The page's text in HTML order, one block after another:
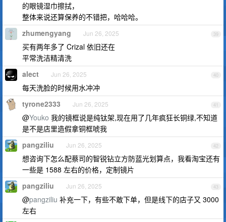
的眼镜湿巾擦拭，
整体来说还算保养的不错把，哈哈哈。
39
zhumengyang Jun 26, 2025
买有两年多了 Crizal 依旧还在
平常洗洁精清洗
40
alect Jun 26, 2025
每天洗脸的时候用水冲冲
41
tyrone2333 Jun 26, 2025
@Youko 我的镜框说是纯钛架,现在用了几年疯狂长铜绿,不知道
是不是店里造假拿铜框唬我
42
pangziliu Jun 26, 2025
想咨询下怎么配蔡司的智锐钻立方防蓝光划算点，我看淘宝还有
一些是 1588 左右的价格，定制镜片
43
pangziliu Jun 26, 2025
@pangziliu 补充一下，有些不敢下单，但是线下的店子又 3000
左右